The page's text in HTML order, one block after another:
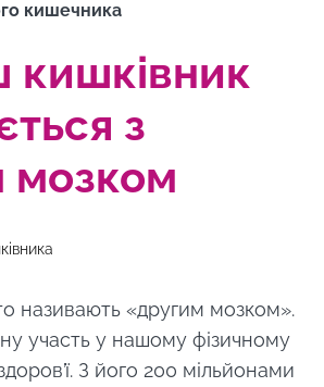
кишечника
кишківник
з
називають «другим мозком».
участь у нашому фізичному
З його 200 мільйонами